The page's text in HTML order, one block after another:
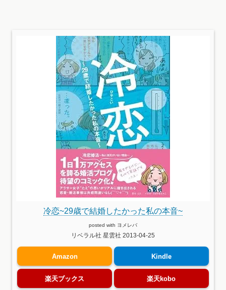
冷恋~29歳で結婚したかった私の本音~
posted with ヨメレバ
リベラル社 星雲社 2013-04-25
Amazon Kindle
楽天ブックス 楽天kobo